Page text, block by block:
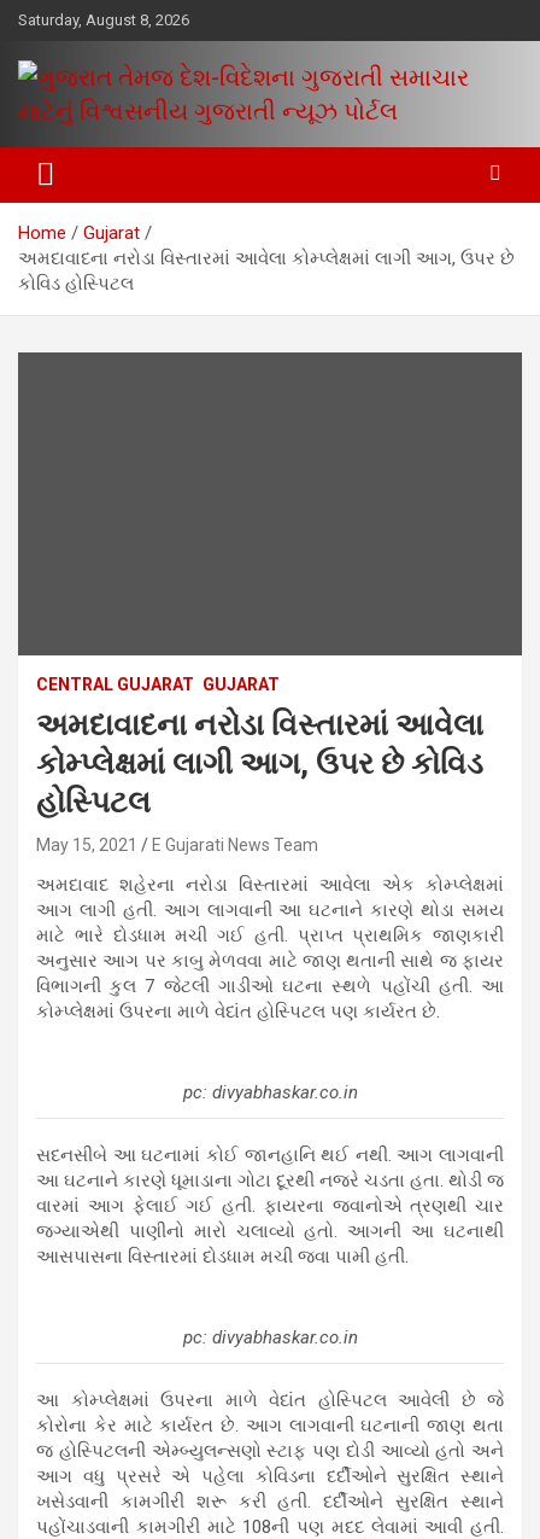
Skip
content
Saturday, August 8, 2026
ગુજરાત તેમજ દેશ-વિદેશના ગુજરાતી
સમાચાર માટેનું વિશ્વસનીય ગુજરાતી
ન્યૂઝ પોર્ટલ
Home
Gujarat
અમદાવાદના નરોડા વિસ્તારમાં આવેલા કોમ્પ્લેક્ષમાં લાગી આગ, ઉપર છે
કોવિડ હોસ્પિટલ
CENTRAL GUJARAT GUJARAT
અમદાવાદના નરોડા વિસ્તારમાં આવેલા
કોમ્પ્લેક્ષમાં લાગી આગ, ઉપર છે કોવિડ
હોસ્પિટલ
May 15, 2021 E Gujarati News Team
અમદાવાદ શહેરના નરોડા વિસ્તારમાં આવેલા એક કોમ્પ્લેક્ષમાં
આગ લાગી હતી. આગ લાગવાની આ ઘટનાને કારણે થોડા સમય
માટે ભારે દોડધામ મચી ગઈ હતી. પ્રાપ્ત પ્રાથમિક જાણકારી
અનુસાર આગ પર કાબુ મેળવવા માટે જાણ થતાની સાથે જ ફાયર
વિભાગની કુલ 7 જેટલી ગાડીઓ ઘટના સ્થળે પહોંચી હતી. આ
કોમ્પ્લેક્ષમાં ઉપરના માળે વેદાંત હોસ્પિટલ પણ કાર્યરત છે.
pc: divyabhaskar.co.in
સદનસીબે આ ઘટનામાં કોઈ જાનહાનિ થઈ નથી. આગ લાગવાની
આ ઘટનાને કારણે ધૂમાડાના ગોટા દૂરથી નજરે ચડતા હતા. થોડી જ
વારમાં આગ ફેલાઈ ગઈ હતી. ફાયરના જવાનોએ ત્રણથી ચાર
જગ્યાએથી પાણીનો મારો ચલાવ્યો હતો. આગની આ ઘટનાથી
આસપાસના વિસ્તારમાં દોડધામ મચી જવા પામી હતી.
pc: divyabhaskar.co.in
આ કોમ્પ્લેક્ષમાં ઉપરના માળે વેદાંત હોસ્પિટલ આવેલી છે જે
કોરોના કેર માટે કાર્યરત છે. આગ લાગવાની ઘટનાની જાણ થતા
જ હોસ્પિટલની એમ્બ્યુલન્સણો સ્ટાફ પણ દોડી આવ્યો હતો અને
આગ વધુ પ્રસરે એ પહેલા કોવિડના દર્દીઓને સુરક્ષિત સ્થાને
ખસેડવાની કામગીરી શરૂ કરી હતી. દર્દીઓને સુરક્ષિત સ્થાને
પહોંચાડવાની કામગીરી માટે 108ની પણ મદદ લેવામાં આવી હતી.